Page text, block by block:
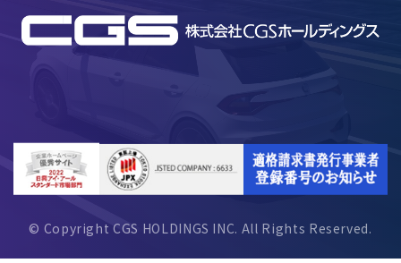
© Copyright CGS HOLDINGS INC. All Rights Reserved.